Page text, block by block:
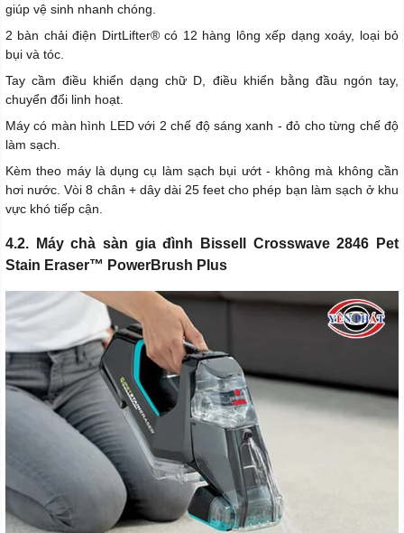
giúp vệ sinh nhanh chóng.
2 bàn chải điện DirtLifter® có 12 hàng lông xếp dạng xoáy, loại bỏ
bụi và tóc.
Tay cầm điều khiển dạng chữ D, điều khiển bằng đầu ngón tay,
chuyển đổi linh hoạt.
Máy có màn hình LED với 2 chế độ sáng xanh - đỏ cho từng chế độ
làm sạch.
Kèm theo máy là dụng cụ làm sạch bụi ướt - không mà không cần
hơi nước. Vòi 8 chân + dây dài 25 feet cho phép bạn làm sạch ở khu
vực khó tiếp cận.
4.2. Máy chà sàn gia đình Bissell Crosswave 2846 Pet
Stain Eraser™ PowerBrush Plus